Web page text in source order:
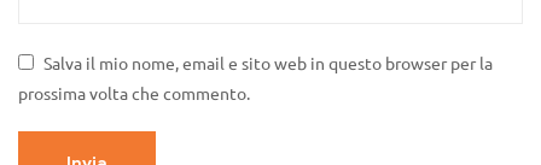
Salva il mio nome, email e sito web in questo browser per la
prossima volta che commento.